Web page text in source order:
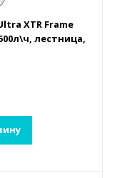
XTR Frame
лестница,